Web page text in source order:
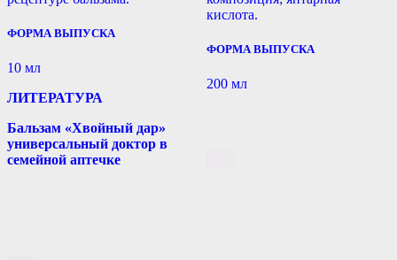
ФОРМА ВЫПУСКА
10 мл
ЛИТЕРАТУРА
Бальзам «Хвойный дар»
универсальный доктор в
семейной аптечке
кислота.
ФОРМА ВЫПУСКА
200 мл